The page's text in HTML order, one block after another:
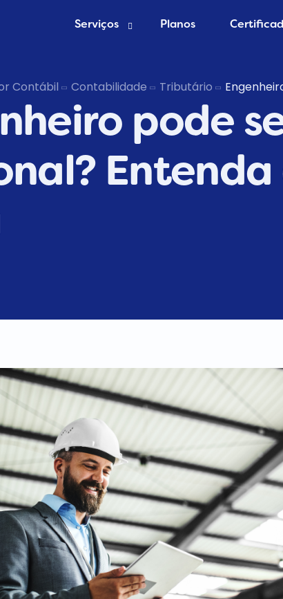
Serviços
Abrir Empresa grátis
Trocar de Contador
Deixar de ser MEI
Planos
Contábil Contabilidade Tributário
pode